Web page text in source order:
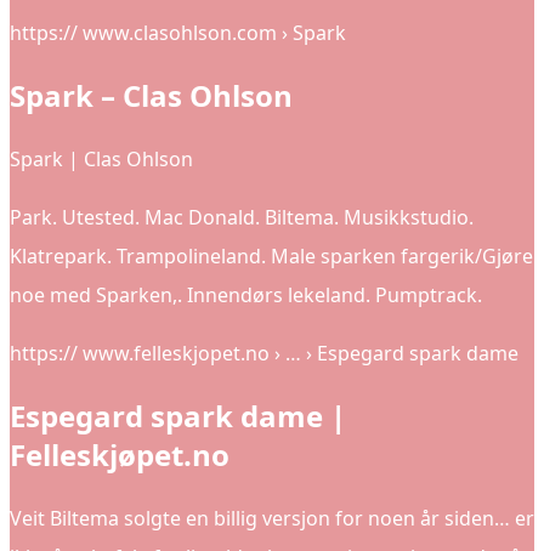
https:// www.clasohlson.com › Spark
Spark – Clas Ohlson
Spark | Clas Ohlson
Park. Utested. Mac Donald. Biltema. Musikkstudio.
Klatrepark. Trampolineland. Male sparken fargerik/Gjøre
noe med Sparken,. Innendørs lekeland. Pumptrack.
https:// www.felleskjopet.no › … › Espegard spark dame
Espegard spark dame |
Felleskjøpet.no
Veit Biltema solgte en billig versjon for noen år siden… er